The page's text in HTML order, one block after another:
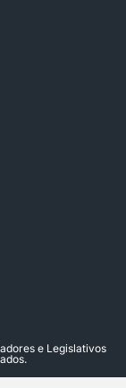
e Legislativos